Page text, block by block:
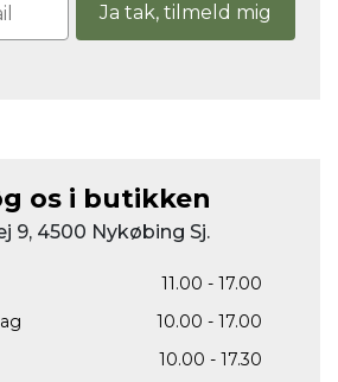
Ja tak, tilmeld mig
os i butikken
9, 4500 Nykøbing Sj.
11.00 - 17.00
10.00 - 17.00
10.00 - 17.30